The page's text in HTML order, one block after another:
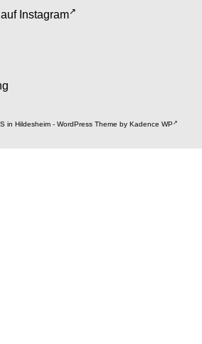
Instagram
in Hildesheim - WordPress Theme by Kadence WP